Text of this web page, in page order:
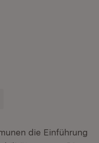
die Einführung